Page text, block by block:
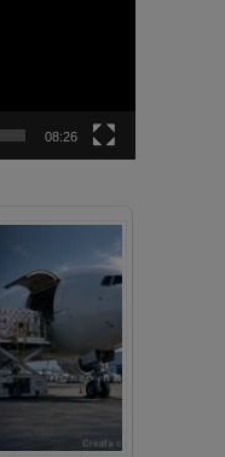
08:26